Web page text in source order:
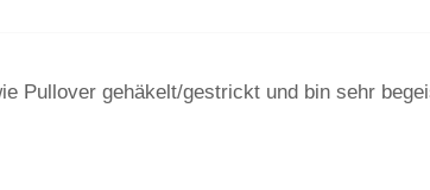
Pullover gehäkelt/gestrickt und bin sehr